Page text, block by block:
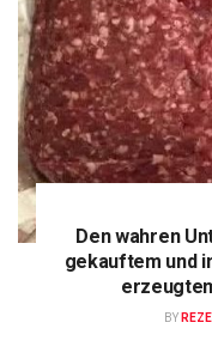
Den wahren
gekauftem und
BY